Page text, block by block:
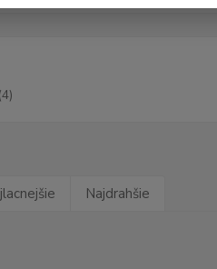
(4)
Najdrahšie